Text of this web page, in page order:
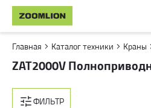
Главная Каталог техники Краны
ZAT2000V
ФИЛЬТР